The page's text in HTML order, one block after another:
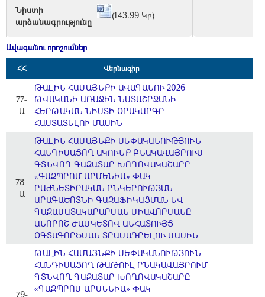
Նիստի
արձանագրությունը
(143.99 Կբ)
Ավագանու որոշումներ
ՀՀ Վերնագիր
77-
Ա
ԹԱԼԻՆ ՀԱՄԱՅՆՔԻ ԱՎԱԳԱՆՈՒ 2026
ԹՎԱԿԱՆԻ ԱՌԱՋԻՆ ՆՍՏԱՇՐՋԱՆԻ
ՀԵՐԹԱԿԱՆ ՆԻՍՏԻ ՕՐԱԿԱՐԳԸ
ՀԱՍՏԱՏԵԼՈՒ ՄԱՍԻՆ
78-
Ա
ԹԱԼԻՆ ՀԱՄԱՅՆՔԻ ՍԵՓԱԿԱՆՈՒԹՅՈՒՆ
ՀԱՆԴԻՍԱՑՈՂ ԱԿՈՒՆՔ ԲՆԱԿԱՎԱՅՐՈՒՄ
ԳՏՆՎՈՂ ԳԱԶԱՏԱՐ ԽՈՂՈՎԱԿԱՇԱՐԸ
«ԳԱԶՊՐՈՄ ԱՐՄԵՆԻԱ» ՓԱԿ
ԲԱԺՆԵՏԻՐԱԿԱՆ ԸՆԿԵՐՈՒԹՅԱՆ
ԱՐԱԳԱԾՈՏՆԻ ԳԱԶԱՖԻԿԱՑՄԱՆ ԵՎ
ԳԱԶԱՄԱՏԱԿԱՐԱՐՄԱՆ ՄԻԱՎՈՐՄԱՆԸ
ԱՆՈՐՈՇ ԺԱՄԿԵՏՈՎ ԱՆՀԱՏՈՒՅՑ
ՕԳՏԱԳՈՐԾՄԱՆ ՏՐԱՄԱԴՐԵԼՈՒ ՄԱՍԻՆ
79-
ԹԱԼԻՆ ՀԱՄԱՅՆՔԻ ՍԵՓԱԿԱՆՈՒԹՅՈՒՆ
ՀԱՆԴԻՍԱՑՈՂ ԹԱԹՈՒԼ ԲՆԱԿԱՎԱՅՐՈՒՄ
ԳՏՆՎՈՂ ԳԱԶԱՏԱՐ ԽՈՂՈՎԱԿԱՇԱՐԸ
«ԳԱԶՊՐՈՄ ԱՐՄԵՆԻԱ» ՓԱԿ